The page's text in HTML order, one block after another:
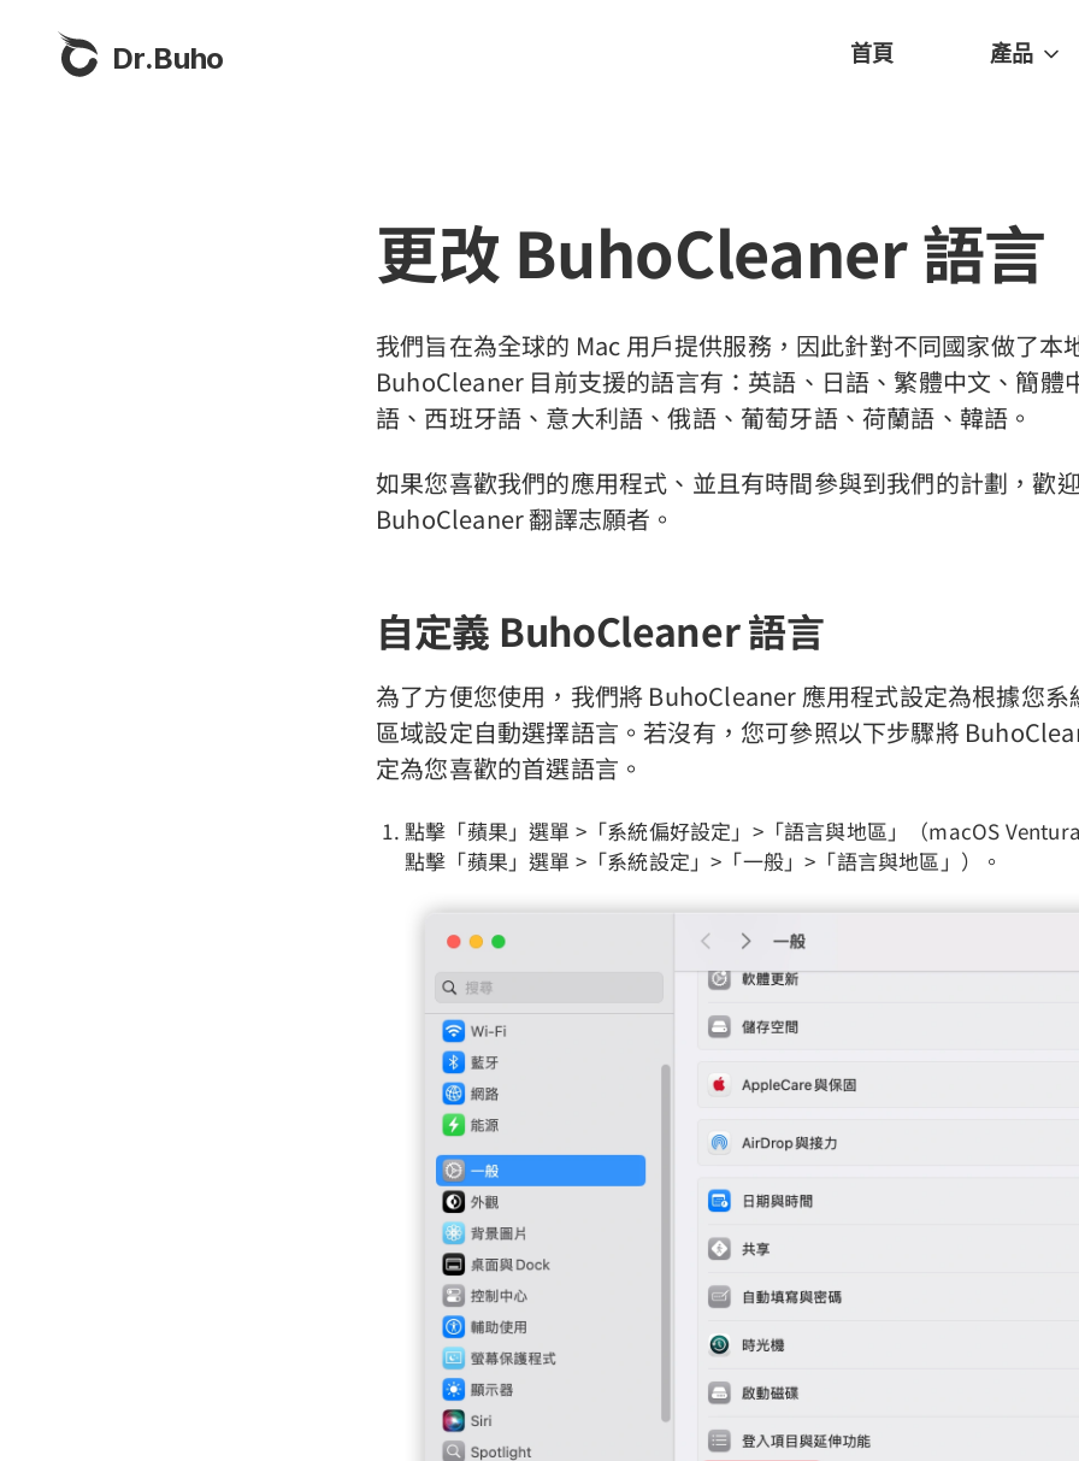
Dr.Buho 首頁 產品
更改 BuhoCleaner 語言
我們旨在為全球的 Mac 用戶提供服務，因此針對不同國家做了本
BuhoCleaner 目前支援的語言有：英語、日語、繁體中文、簡體
語、西班牙語、意大利語、俄語、葡萄牙語、荷蘭語、韓語。
如果您喜歡我們的應用程式、並且有時間參與到我們的計劃，歡
BuhoCleaner 翻譯志願者。
自定義 BuhoCleaner 語言
為了方便您使用，我們將 BuhoCleaner 應用程式設定為根據您系
區域設定自動選擇語言。若沒有，您可參照以下步驟將
定為您喜歡的首選語言。
點擊「蘋果」選單 >「系統偏好設定」>「語言與地區」（macOS
點擊「蘋果」選單 >「系統設定」>「一般」>「語言與地區」）。